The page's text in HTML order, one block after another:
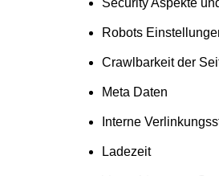
Security Aspekte
Robots
Crawlbarkeit der
Meta Daten
Interne
Ladezeit